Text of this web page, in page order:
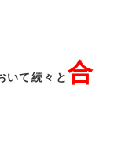
いて続々と合